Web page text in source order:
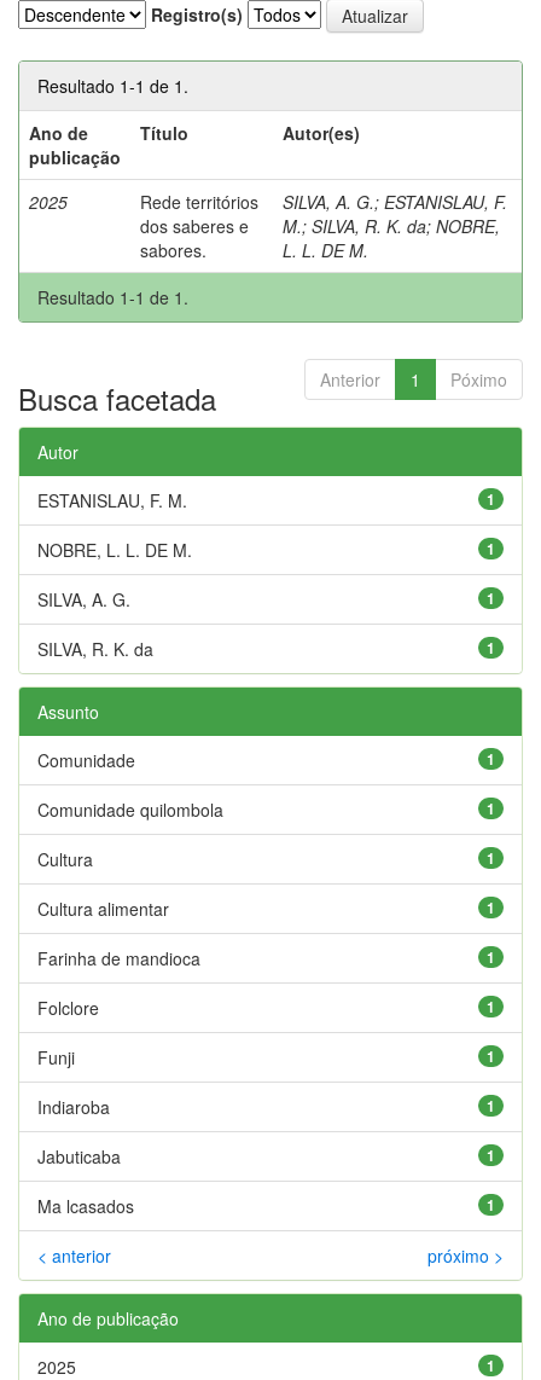
Registro(s)
Resultado 1-1 de 1.
Ano de
publicação
Título Autor(es)
2025
Rede territórios
dos saberes e
sabores.
SILVA, A. G.; ESTANISLAU, F.
M.; SILVA, R. K. da; NOBRE,
L. L. DE M.
Resultado 1-1 de 1.
Anterior 1 Póximo
Busca facetada
Autor
1
ESTANISLAU, F. M.
1
NOBRE, L. L. DE M.
1
SILVA, A. G.
1
SILVA, R. K. da
Assunto
1
Comunidade
1
Comunidade quilombola
1
Cultura
1
Cultura alimentar
1
Farinha de mandioca
1
Folclore
1
Funji
1
Indiaroba
1
Jabuticaba
1
Ma lcasados
< anterior próximo >
Ano de publicação
1
2025